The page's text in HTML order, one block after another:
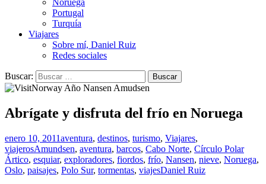
Portugal
Turquía
Viajares
Sobre mí, Daniel Ruiz
Redes sociales
Buscar:
Abrígate y disfruta del frío en Noruega
enero 10, 2011aventura, destinos, turismo, Viajares,
viajerosAmundsen, aventura, barcos, Cabo Norte, Círculo Polar
Ártico, esquiar, exploradores, fiordos, frío, Nansen, nieve, Noruega,
Oslo, paisajes, Polo Sur, tormentas, viajesDaniel Ruiz